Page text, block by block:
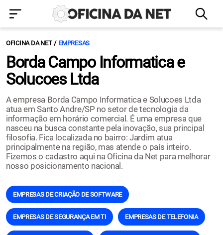
OFICINA DA NET EMPRESAS
Borda Campo Informatica e
Solucoes Ltda
A empresa Borda Campo Informatica e Solucoes Ltda
atua em Santo Andre/SP no setor de tecnologia da
informação em horário comercial. É uma empresa que
nasceu na busca constante pela inovação, sua principal
filosofia. Fica localizada no bairro: Jardim atua
principalmente na região, mas atende o país inteiro.
Fizemos o cadastro aqui na Oficina da Net para melhorar
nosso posicionamento nacional.
EMPRESAS DE CRIAÇÃO DE SOFTWARE
EMPRESAS DE SEGURANÇA EM TI EMPRESAS DE TELEFONIA